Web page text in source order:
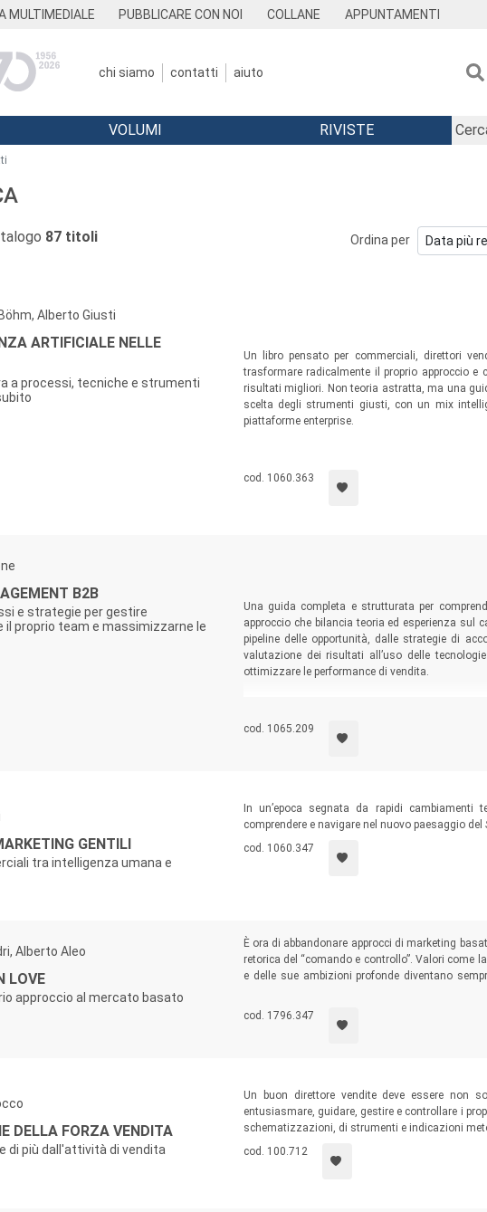
MULTIMEDIALE PUBBLICARE CON NOI COLLANE APPUNTAMENTI
chi siamo contatti aiuto
VOLUMI RIVISTE
87 titoli Ordina per
Alberto Giusti
ARTIFICIALE NELLE
a processi, tecniche e strumenti
Un libro pensato per commerciali, direttori
trasformare radicalmente il proprio approccio e
risultati migliori. Non teoria astratta, ma una
scelta degli strumenti giusti, con un mix
piattaforme enterprise.
cod. 1060.363
B2B
e strategie per gestire
proprio team e massimizzarne le
Una guida completa e strutturata per
approccio che bilancia teoria ed esperienza sul
pipeline delle opportunità, dalle strategie di
valutazione dei risultati all’uso delle
ottimizzare le performance di vendita.
cod. 1065.209
GENTILI
tra intelligenza umana e
In un’epoca segnata da rapidi
comprendere e navigare nel nuovo paesaggio del
cod. 1060.347
Alberto Aleo
LOVE
approccio al mercato basato
È ora di abbandonare approcci di marketing
retorica del “comando e controllo”. Valori come
e delle sue ambizioni profonde diventano
mostrano i due autori di questo volume,
fondamentale dell’etica nella costruzione dei
cod. 1796.347
DELLA FORZA VENDITA
di più dall'attività di vendita
Un buon direttore vendite deve essere non
entusiasmare, guidare, gestire e controllare i
schematizzazioni, di strumenti e indicazioni
cod. 100.712